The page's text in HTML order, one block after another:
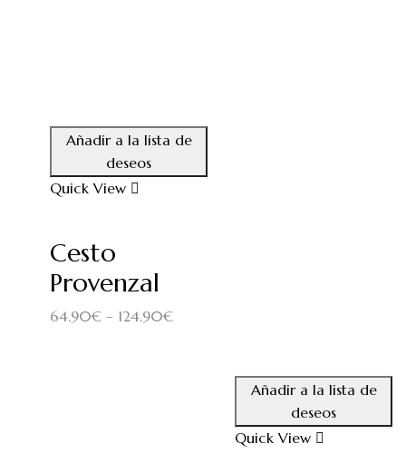
Añadir a la lista de
deseos
Quick View
Cesto
Provenzal
64.90€ – 124.90€
Añadir a la lista de
deseos
Quick View